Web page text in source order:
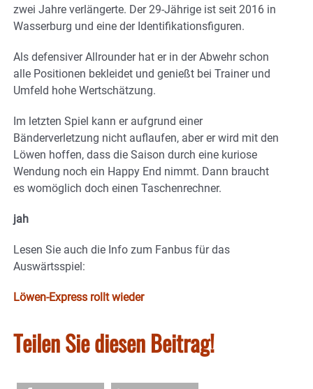
zwei Jahre verlängerte. Der 29-Jährige ist seit 2016 in
Wasserburg und eine der Identifikationsfiguren.
Als defensiver Allrounder hat er in der Abwehr schon
alle Positionen bekleidet und genießt bei Trainer und
Umfeld hohe Wertschätzung.
Im letzten Spiel kann er aufgrund einer
Bänderverletzung nicht auflaufen, aber er wird mit den
Löwen hoffen, dass die Saison durch eine kuriose
Wendung noch ein Happy End nimmt. Dann braucht
es womöglich doch einen Taschenrechner.
jah
Lesen Sie auch die Info zum Fanbus für das
Auswärtsspiel:
Löwen-Express rollt wieder
Teilen Sie diesen Beitrag!